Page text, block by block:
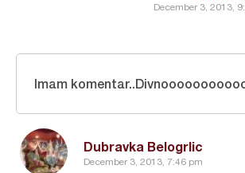
December 3, 2013,
Dubravka Belogrlic
December 3, 2013, 7:46 pm
Imam